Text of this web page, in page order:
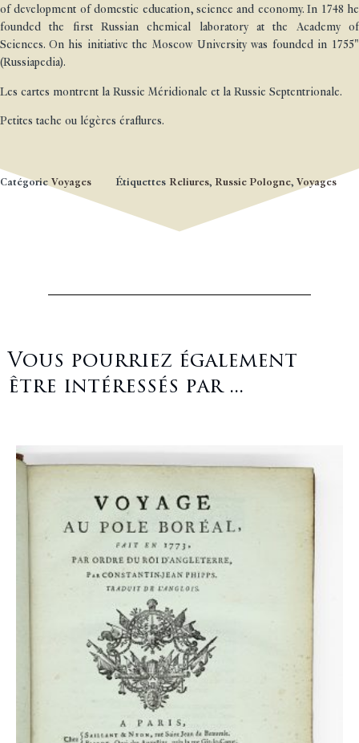
of development of domestic education, science and economy. In 1748 he
founded the first Russian chemical laboratory at the Academy of
Sciences. On his initiative the Moscow University was founded in 1755"
(Russiapedia).
Les cartes montrent la Russie Méridionale et la Russie Septentrionale.
Petites tache ou légères éraflures.
Catégorie Voyages Étiquettes Reliures, Russie Pologne, Voyages
Vous pourriez également
être intéressés par ...